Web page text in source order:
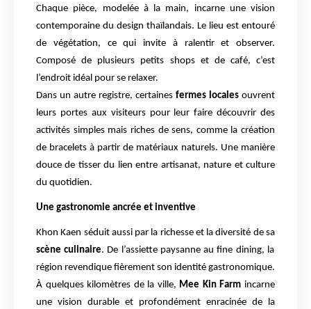
Chaque pièce, modelée à la main, incarne une vision
contemporaine du design thaïlandais. Le lieu est entouré
de végétation, ce qui invite à ralentir et observer.
Composé de plusieurs petits shops et de café, c’est
l’endroit idéal pour se relaxer.
Dans un autre registre, certaines fermes locales ouvrent
leurs portes aux visiteurs pour leur faire découvrir des
activités simples mais riches de sens, comme la création
de bracelets à partir de matériaux naturels. Une manière
douce de tisser du lien entre artisanat, nature et culture
du quotidien.
Une gastronomie ancrée et inventive
Khon Kaen séduit aussi par la richesse et la diversité de sa
scène culinaire. De l’assiette paysanne au fine dining, la
région revendique fièrement son identité gastronomique.
À quelques kilomètres de la ville, Mee Kin Farm incarne
une vision durable et profondément enracinée de la